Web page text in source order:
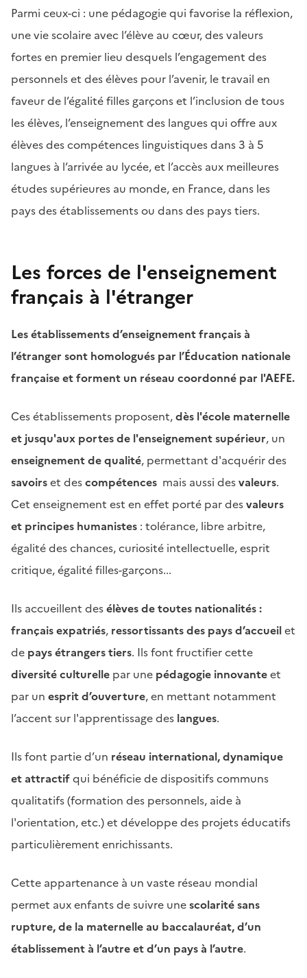
Parmi ceux-ci : une pédagogie qui favorise la réflexion,
une vie scolaire avec l’élève au cœur, des valeurs
fortes en premier lieu desquels l’engagement des
personnels et des élèves pour l’avenir, le travail en
faveur de l’égalité filles garçons et l’inclusion de tous
les élèves, l’enseignement des langues qui offre aux
élèves des compétences linguistiques dans 3 à 5
langues à l’arrivée au lycée, et l’accès aux meilleures
études supérieures au monde, en France, dans les
pays des établissements ou dans des pays tiers.
Les forces de l'enseignement
français à l'étranger
Les établissements d’enseignement français à
l’étranger sont homologués par l’Éducation nationale
française et forment un réseau coordonné par l'AEFE.
Ces établissements proposent,dès l'école maternelle
et jusqu'aux portes de l'enseignement supérieur, un
enseignement de qualité, permettant d'acquérir des
savoirset descompétences mais aussi desvaleurs.
Cet enseignement est en effet porté par desvaleurs
et principes humanistes : tolérance, libre arbitre,
égalité des chances, curiosité intellectuelle, esprit
critique, égalité filles-garçons...
Ils accueillent desélèves de toutes nationalités :
français expatriés, ressortissants des pays d’accueilet
de pays étrangers tiers. Ils font fructifier cette
diversité culturelle par une pédagogie innovanteet
par un esprit d’ouverture, en mettant notamment
l’accent sur l'apprentissage des langues.
Ils font partie d’un réseau international, dynamique
et attractifqui bénéficie de dispositifs communs
qualitatifs (formation des personnels, aide à
l'orientation, etc.) et développe des projets éducatifs
particulièrement enrichissants.
Cette appartenance à un vaste réseau mondial
permet aux enfants de suivre unescolarité sans
rupture, de la maternelle au baccalauréat, d’un
établissement à l’autre et d’un pays à l’autre.